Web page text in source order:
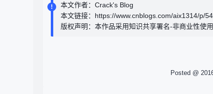
本文作者：Crack's Blog
本文链接：https://www.cnblogs.com/aix1314/p/
版权声明：本作品采用知识共享署名-非商业性使
Posted @